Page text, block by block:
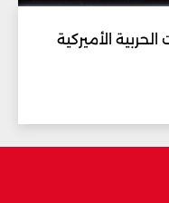
الأميركية